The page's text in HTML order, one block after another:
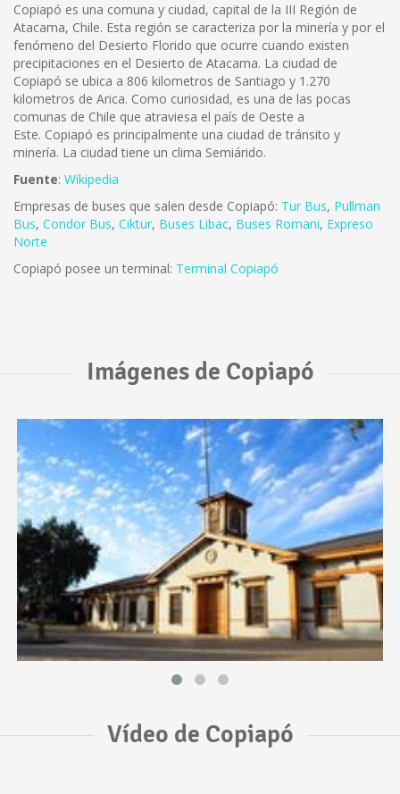
Copiapó es una comuna y ciudad, capital de la III Región de
Atacama, Chile. Esta región se caracteriza por la minería y por el
fenómeno del Desierto Florido que ocurre cuando existen
precipitaciones en el Desierto de Atacama. La ciudad de
Copiapó se ubica a 806 kilometros de Santiago y 1.270
kilometros de Arica. Como curiosidad, es una de las pocas
comunas de Chile que atraviesa el país de Oeste a
Este. Copiapó es principalmente una ciudad de tránsito y
minería. La ciudad tiene un clima Semiárido.
Fuente: Wikipedia
Empresas de buses que salen desde Copiapó: Tur Bus, Pullman
Bus, Condor Bus, Ciktur, Buses Libac, Buses Romani, Expreso
Norte
Copiapó posee un terminal: Terminal Copiapó
Imágenes de Copiapó
Vídeo de Copiapó